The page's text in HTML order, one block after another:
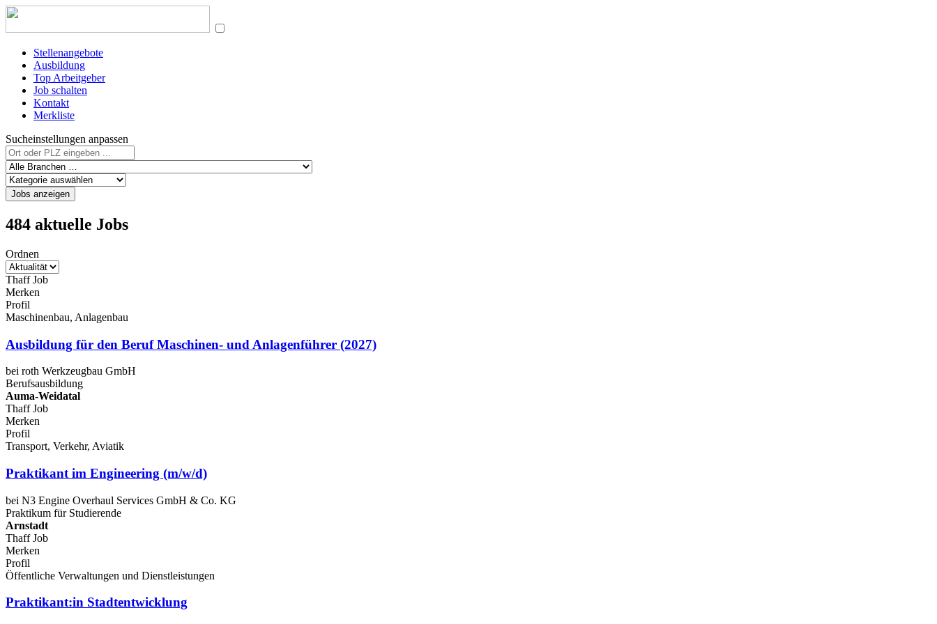
Stellenangebote
Ausbildung
Top Arbeitgeber
Job schalten
Kontakt
Merkliste
Sucheinstellungen anpassen
Jobs anzeigen
484 aktuelle Jobs
Ordnen
Thaff Job
Merken
Profil
Maschinenbau, Anlagenbau
Ausbildung für den Beruf Maschinen- und Anlagenführer (2027)
bei roth Werkzeugbau GmbH
Berufsausbildung
Auma-Weidatal
Thaff Job
Merken
Profil
Transport, Verkehr, Aviatik
Praktikant im Engineering (m/w/d)
bei N3 Engine Overhaul Services GmbH & Co. KG
Praktikum für Studierende
Arnstadt
Thaff Job
Merken
Profil
Öffentliche Verwaltungen und Dienstleistungen
Praktikant:in Stadtentwicklung